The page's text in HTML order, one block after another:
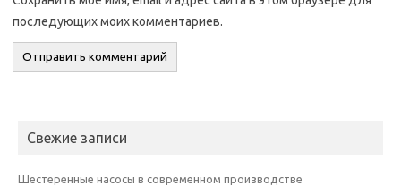
последующих моих комментариев.
Свежие записи
Шестеренные насосы в современном производстве